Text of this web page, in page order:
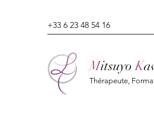
+33 6 23 48 54 16
MitsuyoK
Thérapeute,